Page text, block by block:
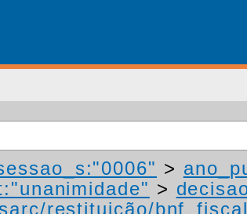
>
>
restituição/